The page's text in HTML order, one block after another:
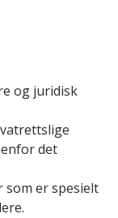
og juridisk
det
som er spesielt